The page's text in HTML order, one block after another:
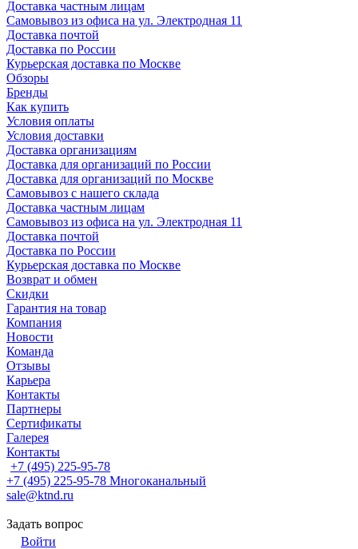
Доставка частным лицам
Самовывоз из офиса на ул. Электродная 11
Доставка почтой
Доставка по России
Курьерская доставка по Москве
Обзоры
Бренды
Как купить
Условия оплаты
Условия доставки
Доставка организациям
Доставка для организаций по России
Доставка для организаций по Москве
Самовывоз с нашего склада
Доставка частным лицам
Самовывоз из офиса на ул. Электродная 11
Доставка почтой
Доставка по России
Курьерская доставка по Москве
Возврат и обмен
Скидки
Гарантия на товар
Компания
Новости
Команда
Отзывы
Карьера
Контакты
Партнеры
Сертификаты
Галерея
Контакты
+7 (495) 225-95-78
+7 (495) 225-95-78 Многоканальный
sale@ktnd.ru
Задать вопрос
Войти